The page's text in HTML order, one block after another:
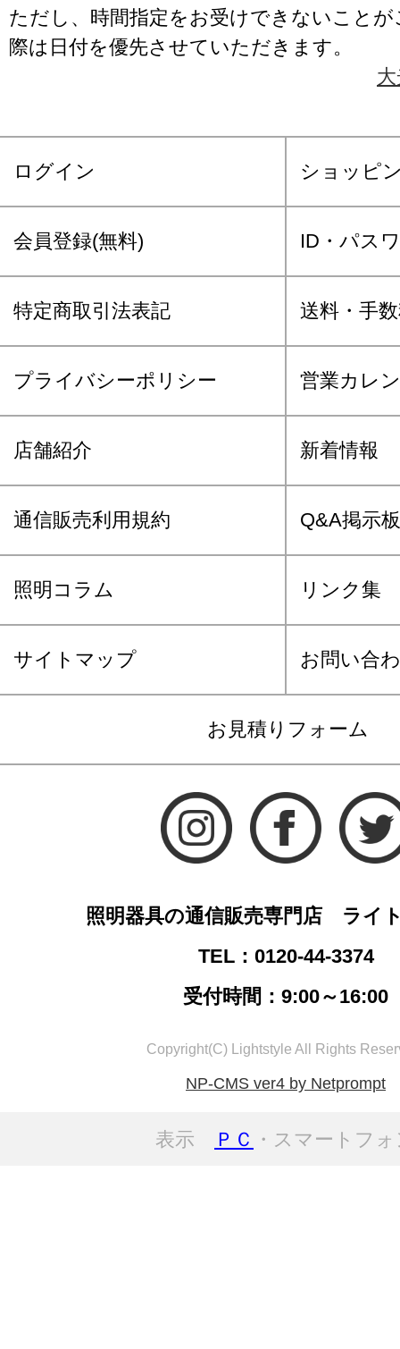
ただし、時間指定をお受けできないこと
際は日付を優先させていただきます。
ログイン ショッピ
会員登録(無料) ID・パス
特定商取引法表記 送料・手
プライバシーポリシー 営業カレ
店舗紹介 新着情報
通信販売利用規約 Q&A掲示板
照明コラム リンク集
サイトマップ お問い合
お見積りフォーム
照明器具の通信販売専門店 ライ
TEL：0120-44-3374
受付時間：9:00～16:00
Copyright(C) Lightstyle All Rights
NP-CMS ver4 by Netprompt
表示 ＰＣ ・スマートフ